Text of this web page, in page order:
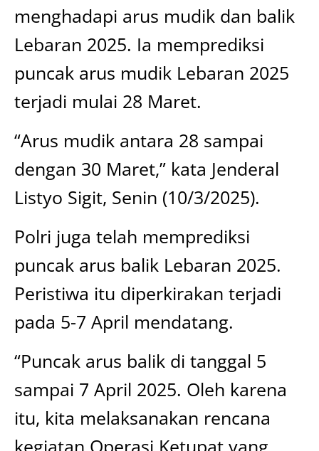
menghadapi arus mudik dan balik
Lebaran 2025. Ia memprediksi
puncak arus mudik Lebaran 2025
terjadi mulai 28 Maret.
“Arus mudik antara 28 sampai
dengan 30 Maret,” kata Jenderal
Listyo Sigit, Senin (10/3/2025).
Polri juga telah memprediksi
puncak arus balik Lebaran 2025.
Peristiwa itu diperkirakan terjadi
pada 5-7 April mendatang.
“Puncak arus balik di tanggal 5
sampai 7 April 2025. Oleh karena
itu, kita melaksanakan rencana
kegiatan Operasi Ketupat yang